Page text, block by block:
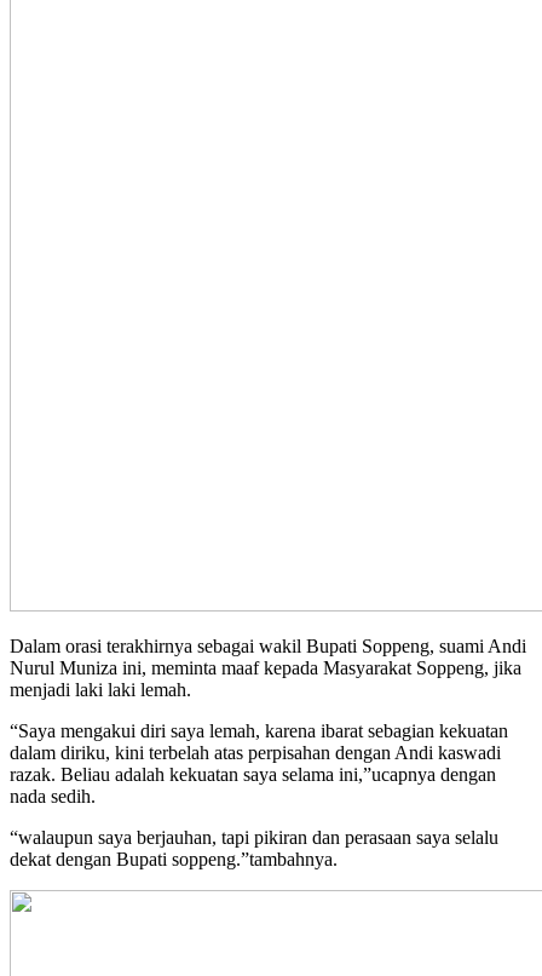
Dalam orasi terakhirnya sebagai wakil Bupati Soppeng, suami Andi
Nurul Muniza ini, meminta maaf kepada Masyarakat Soppeng, jika
menjadi laki laki lemah.
“Saya mengakui diri saya lemah, karena ibarat sebagian kekuatan
dalam diriku, kini terbelah atas perpisahan dengan Andi kaswadi
razak. Beliau adalah kekuatan saya selama ini,”ucapnya dengan
nada sedih.
“walaupun saya berjauhan, tapi pikiran dan perasaan saya selalu
dekat dengan Bupati soppeng.”tambahnya.